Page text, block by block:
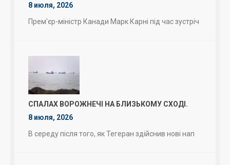
8 июля, 2026
Прем'єр-міністр Канади Марк Карні під час зустріч
СПАЛАХ ВОРОЖНЕЧІ НА БЛИЗЬКОМУ СХОДІ.
8 июля, 2026
В середу після того, як Тегеран здійснив нові нап